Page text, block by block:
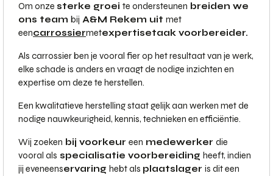
Om onze sterke groei te ondersteunen breiden we
ons team bij A&M Rekem uit met
eencarrossiermetexpertisetaak voorbereider.
Als carrossier ben je vooral fier op het resultaat van je werk,
elke schade is anders en vraagt de nodige inzichten en
expertise om deze te herstellen.
Een kwalitatieve herstelling staat gelijk aan werken met de
nodige nauwkeurigheid, kennis, technieken en efficiëntie.
Wij zoeken bij voorkeur een medewerker die
vooral als specialisatie voorbereiding heeft, indien
jij eveneenservaring hebt als plaatslager is dit een